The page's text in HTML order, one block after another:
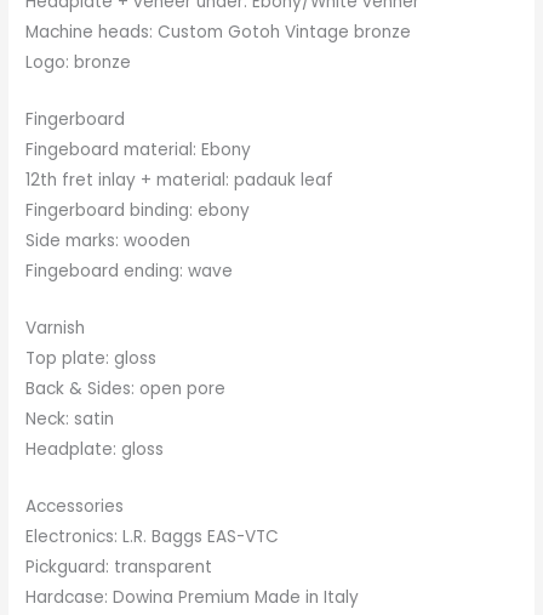
Machine heads: Custom Gotoh Vintage bronze
Logo: bronze
Fingerboard
Fingeboard material: Ebony
12th fret inlay + material: padauk leaf
Fingerboard binding: ebony
Side marks: wooden
Fingeboard ending: wave
Varnish
Top plate: gloss
Back & Sides: open pore
Neck: satin
Headplate: gloss
Accessories
Electronics: L.R. Baggs EAS-VTC
Pickguard: transparent
Hardcase: Dowina Premium Made in Italy